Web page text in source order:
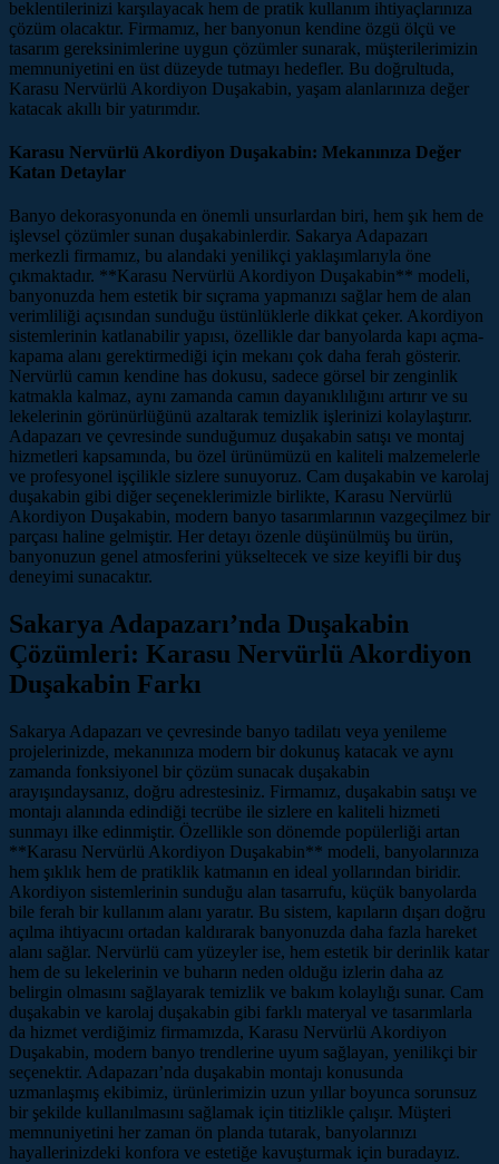
beklentilerinizi karşılayacak hem de pratik kullanım ihtiyaçlarınıza
çözüm olacaktır. Firmamız, her banyonun kendine özgü ölçü ve
tasarım gereksinimlerine uygun çözümler sunarak, müşterilerimizin
memnuniyetini en üst düzeyde tutmayı hedefler. Bu doğrultuda,
Karasu Nervürlü Akordiyon Duşakabin, yaşam alanlarınıza değer
katacak akıllı bir yatırımdır.
Karasu Nervürlü Akordiyon Duşakabin: Mekanınıza Değer
Katan Detaylar
Banyo dekorasyonunda en önemli unsurlardan biri, hem şık hem de
işlevsel çözümler sunan duşakabinlerdir. Sakarya Adapazarı
merkezli firmamız, bu alandaki yenilikçi yaklaşımlarıyla öne
çıkmaktadır. **Karasu Nervürlü Akordiyon Duşakabin** modeli,
banyonuzda hem estetik bir sıçrama yapmanızı sağlar hem de alan
verimliliği açısından sunduğu üstünlüklerle dikkat çeker. Akordiyon
sistemlerinin katlanabilir yapısı, özellikle dar banyolarda kapı açma-
kapama alanı gerektirmediği için mekanı çok daha ferah gösterir.
Nervürlü camın kendine has dokusu, sadece görsel bir zenginlik
katmakla kalmaz, aynı zamanda camın dayanıklılığını artırır ve su
lekelerinin görünürlüğünü azaltarak temizlik işlerinizi kolaylaştırır.
Adapazarı ve çevresinde sunduğumuz duşakabin satışı ve montaj
hizmetleri kapsamında, bu özel ürünümüzü en kaliteli malzemelerle
ve profesyonel işçilikle sizlere sunuyoruz. Cam duşakabin ve karolaj
duşakabin gibi diğer seçeneklerimizle birlikte, Karasu Nervürlü
Akordiyon Duşakabin, modern banyo tasarımlarının vazgeçilmez bir
parçası haline gelmiştir. Her detayı özenle düşünülmüş bu ürün,
banyonuzun genel atmosferini yükseltecek ve size keyifli bir duş
deneyimi sunacaktır.
Sakarya Adapazarı’nda Duşakabin
Çözümleri: Karasu Nervürlü Akordiyon
Duşakabin Farkı
Sakarya Adapazarı ve çevresinde banyo tadilatı veya yenileme
projelerinizde, mekanınıza modern bir dokunuş katacak ve aynı
zamanda fonksiyonel bir çözüm sunacak duşakabin
arayışındaysanız, doğru adrestesiniz. Firmamız, duşakabin satışı ve
montajı alanında edindiği tecrübe ile sizlere en kaliteli hizmeti
sunmayı ilke edinmiştir. Özellikle son dönemde popülerliği artan
**Karasu Nervürlü Akordiyon Duşakabin** modeli, banyolarınıza
hem şıklık hem de pratiklik katmanın en ideal yollarından biridir.
Akordiyon sistemlerinin sunduğu alan tasarrufu, küçük banyolarda
bile ferah bir kullanım alanı yaratır. Bu sistem, kapıların dışarı doğru
açılma ihtiyacını ortadan kaldırarak banyonuzda daha fazla hareket
alanı sağlar. Nervürlü cam yüzeyler ise, hem estetik bir derinlik katar
hem de su lekelerinin ve buharın neden olduğu izlerin daha az
belirgin olmasını sağlayarak temizlik ve bakım kolaylığı sunar. Cam
duşakabin ve karolaj duşakabin gibi farklı materyal ve tasarımlarla
da hizmet verdiğimiz firmamızda, Karasu Nervürlü Akordiyon
Duşakabin, modern banyo trendlerine uyum sağlayan, yenilikçi bir
seçenektir. Adapazarı’nda duşakabin montajı konusunda
uzmanlaşmış ekibimiz, ürünlerimizin uzun yıllar boyunca sorunsuz
bir şekilde kullanılmasını sağlamak için titizlikle çalışır. Müşteri
memnuniyetini her zaman ön planda tutarak, banyolarınızı
hayallerinizdeki konfora ve estetiğe kavuşturmak için buradayız.